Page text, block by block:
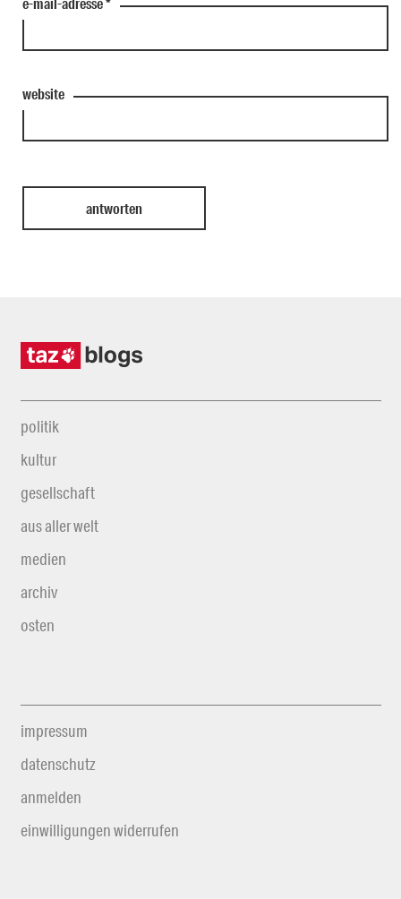
website
politik
kultur
gesellschaft
aus aller welt
medien
archiv
osten
impressum
datenschutz
anmelden
einwilligungen widerrufen